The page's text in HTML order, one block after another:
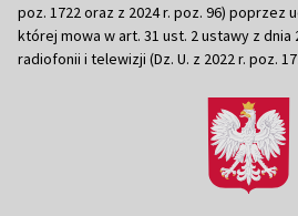
poz. 1722 oraz z 2024 r. poz. 96)
której mowa w art. 31 ust. 2 ustawy z dnia
radiofonii i telewizji (Dz. U. z 2022 r. poz.